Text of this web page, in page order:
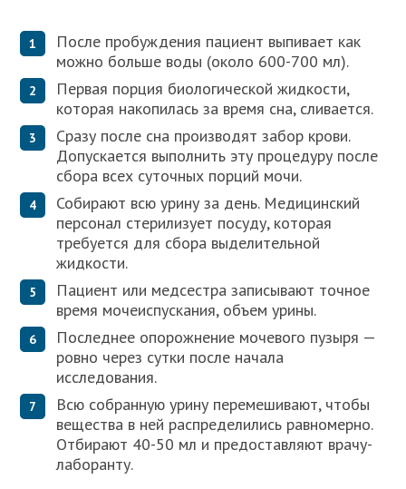
После пробуждения пациент выпивает как
можно больше воды (около 600-700 мл).
Первая порция биологической жидкости,
которая накопилась за время сна, сливается.
Сразу после сна производят забор крови.
Допускается выполнить эту процедуру после
сбора всех суточных порций мочи.
Собирают всю урину за день. Медицинский
персонал стерилизует посуду, которая
требуется для сбора выделительной
жидкости.
Пациент или медсестра записывают точное
время мочеиспускания, объем урины.
Последнее опорожнение мочевого пузыря —
ровно через сутки после начала
исследования.
Всю собранную урину перемешивают, чтобы
вещества в ней распределились равномерно.
Отбирают 40-50 мл и предоставляют врачу-
лаборанту.